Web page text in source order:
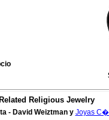
Related Religious Jewelry
- David Weiztman y Joyas